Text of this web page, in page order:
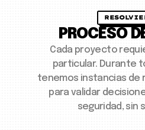
PROCESO
Cada proyecto
particular. Durante
tenemos instancias de
para validar
seguridad, sin